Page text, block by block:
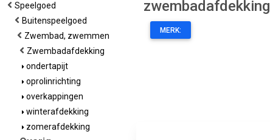
Speelgoed
Buitenspeelgoed
Zwembad, zwemmen
Zwembadafdekking
ondertapijt
oprolinrichting
overkappingen
winterafdekking
zomerafdekking
zwembadafdekking
MERK: